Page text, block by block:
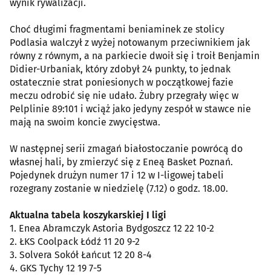
wynik rywalizacji.
Choć długimi fragmentami beniaminek ze stolicy
Podlasia walczył z wyżej notowanym przeciwnikiem jak
równy z równym, a na parkiecie dwoił się i troił Benjamin
Didier-Urbaniak, który zdobył 24 punkty, to jednak
ostatecznie strat poniesionych w początkowej fazie
meczu odrobić się nie udało. Żubry przegrały więc w
Pelplinie 89:101 i wciąż jako jedyny zespół w stawce nie
mają na swoim koncie zwycięstwa.
W następnej serii zmagań białostoczanie powrócą do
własnej hali, by zmierzyć się z Eneą Basket Poznań.
Pojedynek drużyn numer 17 i 12 w I-ligowej tabeli
rozegrany zostanie w niedzielę (7.12) o godz. 18.00.
Aktualna tabela koszykarskiej I ligi
1. Enea Abramczyk Astoria Bydgoszcz 12 22 10-2
2. ŁKS Coolpack Łódź 11 20 9-2
3. Solvera Sokół Łańcut 12 20 8-4
4. GKS Tychy 12 19 7-5